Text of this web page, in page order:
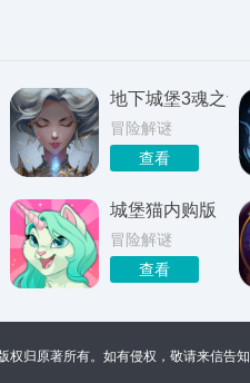
诗游戏 地下城堡3魂之诗
冒险解谜
查看
版 城堡猫内购版
冒险解谜
查看
权归原著所有。如有侵权，敬请来信告知